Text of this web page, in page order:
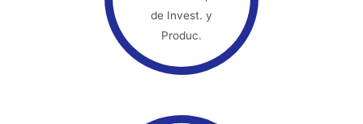
de Invest. y
Produc.